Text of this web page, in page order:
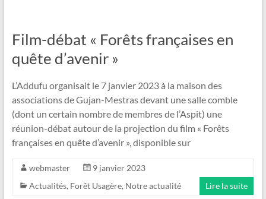
Film-débat « Forêts françaises en
quête d’avenir »
L’Addufu organisait le 7 janvier 2023 à la maison des
associations de Gujan-Mestras devant une salle comble
(dont un certain nombre de membres de l’Aspit) une
réunion-débat autour de la projection du film « Forêts
françaises en quête d’avenir », disponible sur
webmaster
9 janvier 2023
Actualités, Forêt Usagère, Notre actualité Lire la suite